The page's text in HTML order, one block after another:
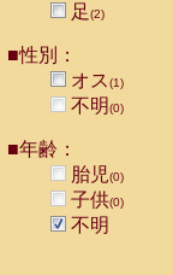
足(2)
■性別：
オス(1)
不明(0)
■年齢：
胎児(0)
子供(0)
不明